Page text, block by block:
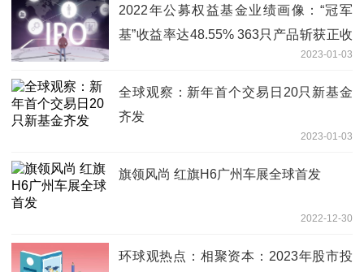
2022年公募权益基金业绩画像：“冠军
基”收益率达48.55% 363只产品斩获正收
2023-01-03
全球观察：新年首个交易日20只新基金
齐发
2023-01-03
旗领风尚 红旗H6广州车展全球首发
2022-12-30
环球观热点：相聚资本：2023年股市投